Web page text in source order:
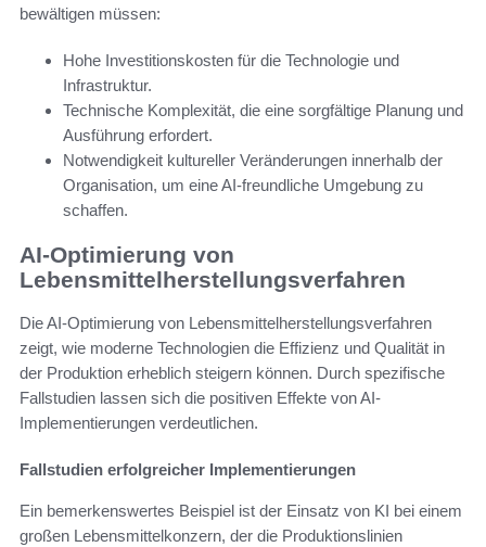
bewältigen müssen:
Hohe Investitionskosten für die Technologie und
Infrastruktur.
Technische Komplexität, die eine sorgfältige Planung und
Ausführung erfordert.
Notwendigkeit kultureller Veränderungen innerhalb der
Organisation, um eine AI-freundliche Umgebung zu
schaffen.
AI-Optimierung von
Lebensmittelherstellungsverfahren
Die AI-Optimierung von Lebensmittelherstellungsverfahren
zeigt, wie moderne Technologien die Effizienz und Qualität in
der Produktion erheblich steigern können. Durch spezifische
Fallstudien lassen sich die positiven Effekte von AI-
Implementierungen verdeutlichen.
Fallstudien erfolgreicher Implementierungen
Ein bemerkenswertes Beispiel ist der Einsatz von KI bei einem
großen Lebensmittelkonzern, der die Produktionslinien